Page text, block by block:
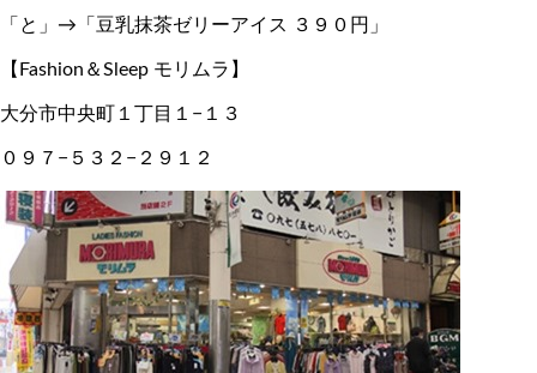
「と」→「豆乳抹茶ゼリーアイス ３９０円」
【Fashion＆Sleep モリムラ】
大分市中央町１丁目１−１３
０９７−５３２−２９１２